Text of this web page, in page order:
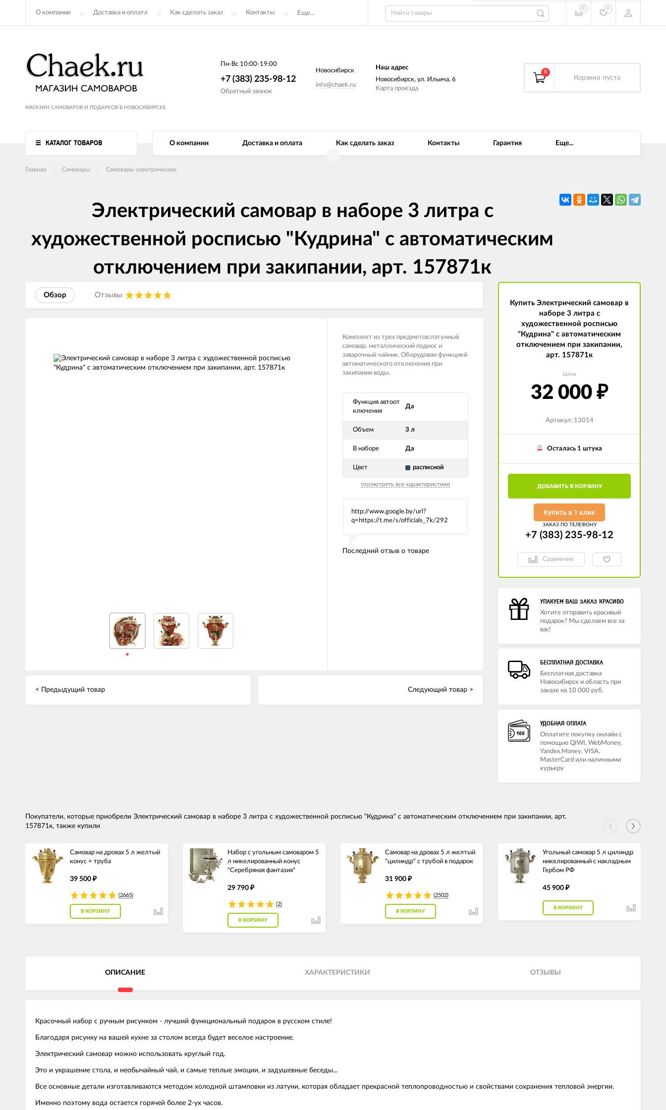
О компании Доставка и оплата Как сделать заказ Контакты Еще...
0 0
МАГАЗИН САМОВАРОВ И ПОДАРКОВ В НОВОСИБИРСКЕ
Пн-Вс 10:00-19:00
+7 (383) 235-98-12
Обратный звонок
Новосибирск
info@chaek.ru
Наш адрес
Новосибирск, ул. Ильича, 6
Карта проезда
0
Корзина пуста
КАТАЛОГ ТОВАРОВ О компании Доставка и оплата Как сделать заказ Контакты Гарантия Еще...
Главная Самовары Самовары электрические
Электрический самовар в наборе 3 литра с
художественной росписью "Кудрина" с автоматическим
отключением при закипании, арт. 157871к
Обзор Отзывы
Комплект из трех предметов:латунный
самовар, металлический поднос и
заварочный чайник. Оборудован функцией
автоматического отключения при
закипании воды.
Функция автоот
ключения
Да
Объем 3 л
В наборе Да
Цвет расписной
посмотреть все характеристики
http://www.google.by/url?
q=https://t.me/s/officials_7k/292
Последний отзыв о товаре
< Предыдущий товар Следующий товар >
Купить Электрический самовар в
наборе 3 литра с
художественной росписью
"Кудрина" с автоматическим
отключением при закипании,
арт. 157871к
Цена
32 000 ₽
Артикул: 13014
Осталась 1 штука
ДОБАВИТЬ В КОРЗИНУ
Купить в 1 клик
ЗАКАЗ ПО ТЕЛЕФОНУ
+7 (383) 235-98-12
Сравнение
УПАКУЕМ ВАШ ЗАКАЗ КРАСИВО
Хотите отправить красивый
подарок? Мы сделаем все за
вас!
БЕСПЛАТНАЯ ДОСТАВКА
Бесплатная доставка
Новосибирск и область при
заказе на 10 000 руб.
УДОБНАЯ ОПЛАТА
Оплатите покупку онлайн с
помощью QIWI, WebMoney,
Yandex.Money, VISA,
MasterCard или наличными
курьеру
Покупатели, которые приобрели Электрический самовар в наборе 3 литра с художественной росписью "Кудрина" с автоматическим отключением при закипании, арт.
157871к, также купили
Самовар на дровах 5 л желтый
конус + труба
39 500 ₽
(2665)
В КОРЗИНУ
Набор с угольным самоваром 5
л никелированный конус
"Серебряная фантазия"
29 790 ₽
(2)
В КОРЗИНУ
Самовар на дровах 5 л желтый
"цилиндр" с трубой в подарок
31 900 ₽
(2502)
В КОРЗИНУ
Угольный самовар 5 л цилиндр
никелированный с накладным
Гербом РФ
45 900 ₽
В КОРЗИНУ
ОПИСАНИЕ ХАРАКТЕРИСТИКИ ОТЗЫВЫ
Красочный набор с ручным рисунком - лучший функциональный подарок в русском стиле!
Благодаря рисунку на вашей кухне за столом всегда будет веселое настроение.
Электрический самовар можно использовать круглый год.
Это и украшение стола, и необычайный чай, и самые теплые эмоции, и задушевные беседы...
Все основные детали изготавливаются методом холодной штамповки из латуни, которая обладает прекрасной теплопроводностью и свойствами сохранения тепловой энергии.
Именно поэтому вода остается горячей более 2-ух часов.